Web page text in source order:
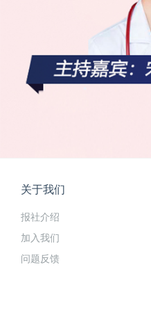
关于我们
报社介绍
加入我们
问题反馈